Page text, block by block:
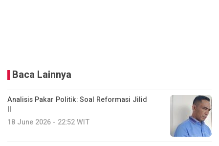
Baca Lainnya
Analisis Pakar Politik: Soal Reformasi Jilid
II
18 June 2026 - 22:52 WIT